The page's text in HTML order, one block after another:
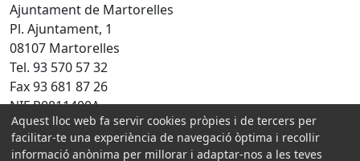
Ajuntament de Martorelles
Pl. Ajuntament, 1
08107 Martorelles
Tel. 93 570 57 32
Fax 93 681 87 26
NIF P0811400A
Amb la col·laboració de:
Aquest lloc web fa servir cookies pròpies i de tercers per
facilitar-te una experiència de navegació òptima i recollir
informació anònima per millorar i adaptar-nos a les teves